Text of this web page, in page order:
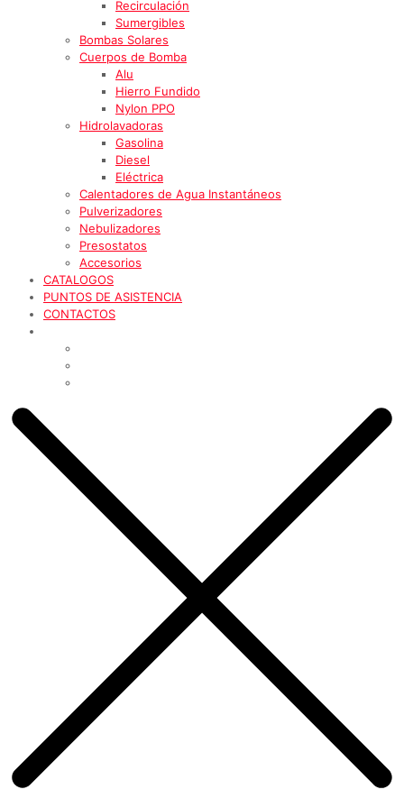
Recirculación
Sumergibles
Bombas Solares
Cuerpos de Bomba
Alu
Hierro Fundido
Nylon PPO
Hidrolavadoras
Gasolina
Diesel
Eléctrica
Calentadores de Agua Instantáneos
Pulverizadores
Nebulizadores
Presostatos
Accesorios
CATALOGOS
PUNTOS DE ASISTENCIA
CONTACTOS